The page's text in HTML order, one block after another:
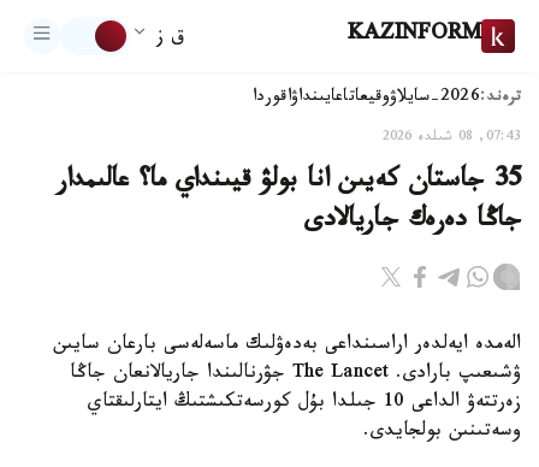
KAZINFORM ق ز
ترەند:2026-سايلاۋ وقيعاتاعايىنداۋاقوردا
07:43, 08 شىلدە 2026
35 جاستان كەيىن انا بولۋ قيىنداي ما؟ عالىمدار
جاڭا دەرەك جاريالادى
الەمدە ايەلدەر اراسىنداعى بەدەۋلىك ماسەلەسى بارعان سايىن
ۋشىعىپ بارادى. The Lancet جۋرنالىندا جاريالانعان جاڭا
زەرتتەۋ الداعى 10 جىلدا بۇل كورسەتكىشتىڭ ايتارلىقتاي
وسەتىنىن بولجايدى.